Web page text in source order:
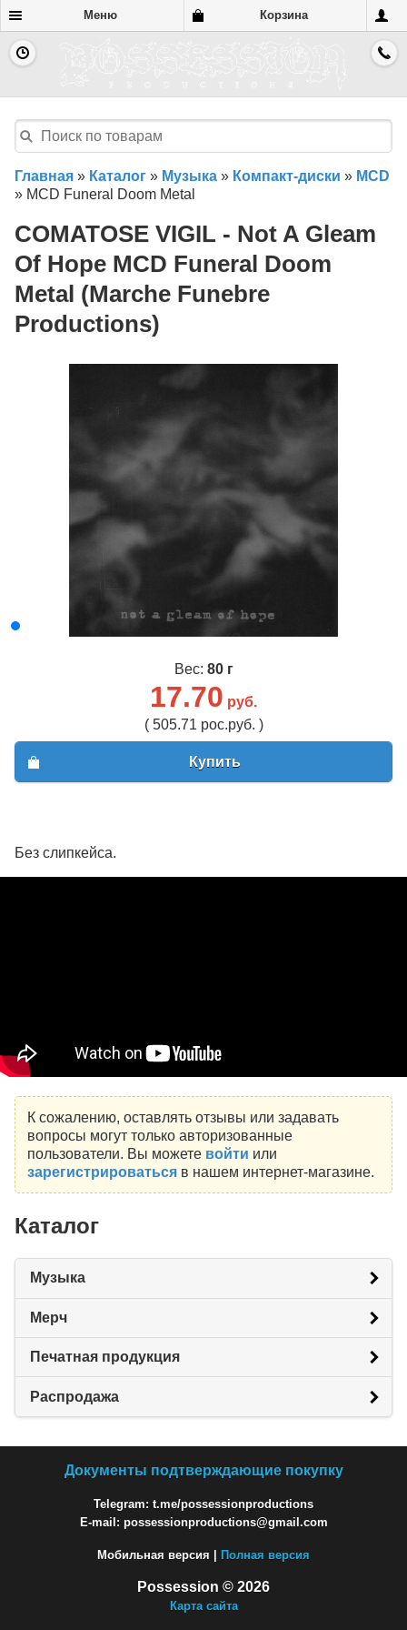
Меню Корзина
Главная » Каталог » Музыка » Компакт-диски » MCD
» MCD Funeral Doom Metal
COMATOSE VIGIL - Not A Gleam
Of Hope MCD Funeral Doom
Metal (Marche Funebre
Productions)
Вес: 80 г
17.70 руб.
( 505.71 рос.руб. )
Купить
Без слипкейса.
К сожалению, оставлять отзывы или задавать
вопросы могут только авторизованные
пользователи. Вы можете войти или
зарегистрироватьсяв нашем интернет-магазине.
Каталог
Музыка
Мерч
Печатная продукция
Распродажа
Документы подтверждающие покупку
Telegram: t.me/possessionproductions
E-mail: possessionproductions@gmail.com
Мобильная версия | Полная версия
Possession © 2026
Карта сайта